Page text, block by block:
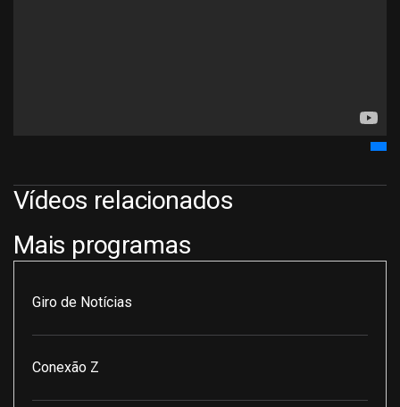
Vídeos relacionados
Mais programas
Giro de Notícias
Conexão Z